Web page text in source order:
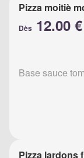
Pizza moitiè
Dès 12.00 €
Base sauce
Pizza lardons